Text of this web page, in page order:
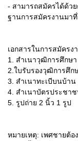
- สามารถสมัครได้ด้ว
ฐานการสมัครงานมา
เอกสารในการสมัครง
1. สำเนาวุฒิการศึกษา
2.ใบรับรองวุฒิการศึก
3. สำเนาทะเบีบนบ้าน
4. สำเนาบัตรประชา
5. รูปถ่าย 2 นิ้ว 1 รูป
หมายเหตุ: เพศชายต้